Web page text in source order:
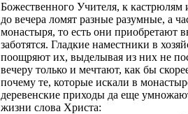
Божественного Учителя, к
до вечера ломят разные разумные, а
монастыря, то есть они приобретают
заботятся. Гладкие наместники в
поощряют их, выделывая из них не
вечеру только и мечтают, как бы
почему те, которые искали в
деревенские приходы да еще
жизни слова Христа: